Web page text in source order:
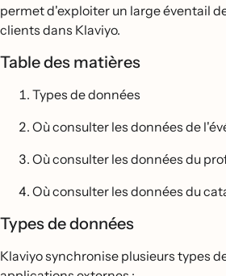
permet d'exploiter un large éventail
clients dans Klaviyo.
Table des matières
Types de données
Où consulter les données de
Où consulter les données du
Où consulter les données du
Types de données
Klaviyo synchronise plusieurs types